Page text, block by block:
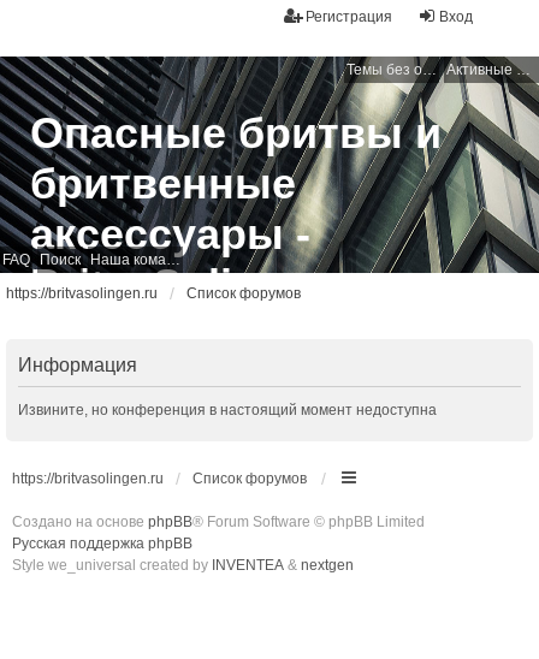
Вход
Регистрация
Темы без ответов Активные темы
FAQ Поиск Наша команда
Опасные бритвы и
бритвенные
аксессуары -
BritvaSolingen
https://britvasolingen.ru Список форумов
Информация
Извините, но конференция в настоящий момент недоступна
https://britvasolingen.ru Список форумов
Создано на основе phpBB® Forum Software © phpBB Limited
Русская поддержка phpBB
Style we_universal created by INVENTEA & nextgen